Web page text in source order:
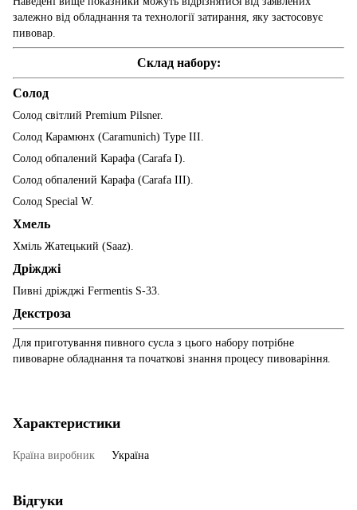
залежно від обладнання та технології затирання, яку застосовує
пивовар.
Склад набору:
Солод
Солод світлий Рremium Pilsner.
Солод Карамюнх (Сaramunich) Туре III.
Солод обпалений Карафа (Сarafa I).
Солод обпалений Карафа (Сarafa III).
Солод Special W.
Хмель
Хміль Жатецький (Saaz).
Дріжджі
Пивні дріжджі Fermentis S-33.
Декстроза
Для приготування пивного сусла з цього набору потрібне
пивоварне обладнання та початкові знання процесу пивоваріння.
Характеристики
Країна виробник Україна
Відгуки